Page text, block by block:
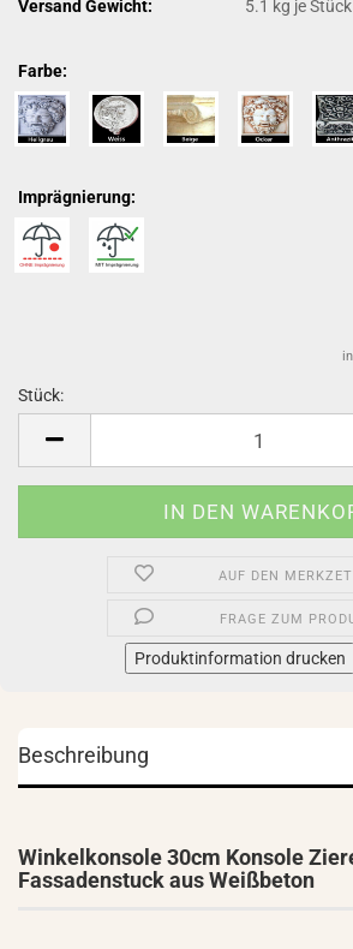
Versand Gewicht:
5.1 kg je Stück
Farbe:
Imprägnierung:
Stück:
AUF DEN
FRAGE ZUM
Produktinformation drucken
Beschreibung
Winkelkonsole 30cm Konsole
Fassadenstuck aus Weißbeton